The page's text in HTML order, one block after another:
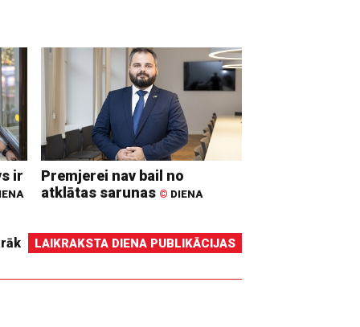
ir
Premjerei nav bail no
atklātas sarunas © DIENA
LAIKRAKSTA DIENA PUBLIKĀCIJAS